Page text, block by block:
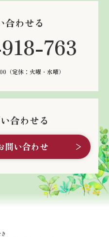
合わせる
763
（定休：火曜・水曜）
合わせる
問い合わせ